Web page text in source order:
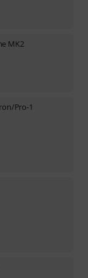
MK2
Pro-1